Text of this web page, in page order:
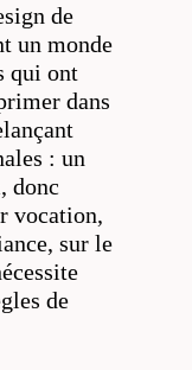
de
un monde
qui ont
dans
: un
donc
vocation,
sur le
de